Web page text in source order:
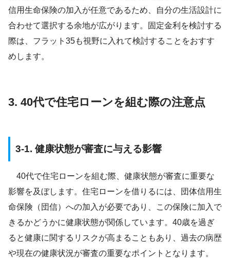
信用生命保険の加入が任意であるため、自分の生活設計に
合わせて選択する余地が広がります。固定金利を検討する
際は、フラット35も視野に入れて検討することをおすす
めします。
3. 40代で住宅ローンを組む際の注意点
3-1. 健康状態が審査に与える影響
40代で住宅ローンを組む際、健康状態が審査に重要な
影響を及ぼします。住宅ローンを借りるには、団体信用生
命保険（団信）への加入が必要であり、この保険に加入で
きるかどうかに健康状態が関係しています。40歳を過ぎ
ると健康に関するリスクが高まることもあり、過去の病歴
や現在の健康状況が審査の重要なポイントとなります。